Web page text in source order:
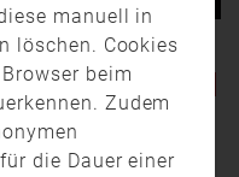
NEUSITZ:
NACH
manuell in
löschen. Cookies
beim
Zudem
die Dauer einer